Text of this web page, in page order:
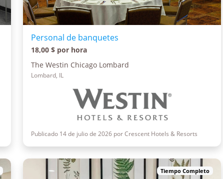
Personal de banquetes
18,00 $ por hora
The Westin Chicago Lombard
Lombard, IL
Publicado 14 de julio de 2026 por Crescent Hotels & Resorts
Tiempo Completo